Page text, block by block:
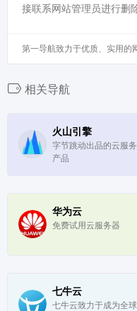
接联系网站管理员进行删
第一导航致力于优质、实用的
相关导航
火山引擎
字节跳动出品的云服务
产品
华为云
免费试用云服务器
七牛云
七牛云致力于成为全球